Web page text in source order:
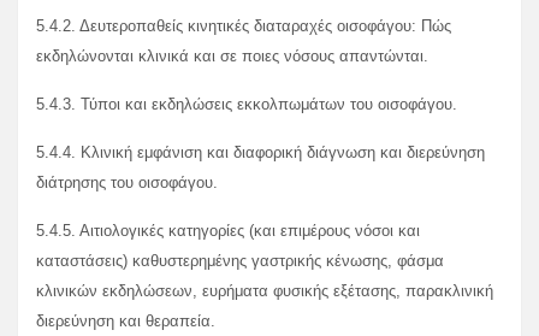
5.4.2. Δευτεροπαθείς κινητικές διαταραχές οισοφάγου: Πώς
εκδηλώνονται κλινικά και σε ποιες νόσους απαντώνται.
5.4.3. Τύποι και εκδηλώσεις εκκολπωμάτων του οισοφάγου.
5.4.4. Κλινική εμφάνιση και διαφορική διάγνωση και διερεύνηση
διάτρησης του οισοφάγου.
5.4.5. Αιτιολογικές κατηγορίες (και επιμέρους νόσοι και
καταστάσεις) καθυστερημένης γαστρικής κένωσης, φάσμα
κλινικών εκδηλώσεων, ευρήματα φυσικής εξέτασης, παρακλινική
διερεύνηση και θεραπεία.